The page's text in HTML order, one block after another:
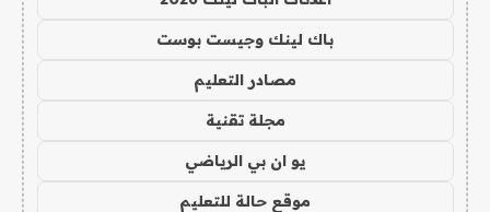
باك لينك وجيست بوست
مصادر التعليم
مجلة تقنية
يو ان بي الرياضي
موقع حالة للتعليم